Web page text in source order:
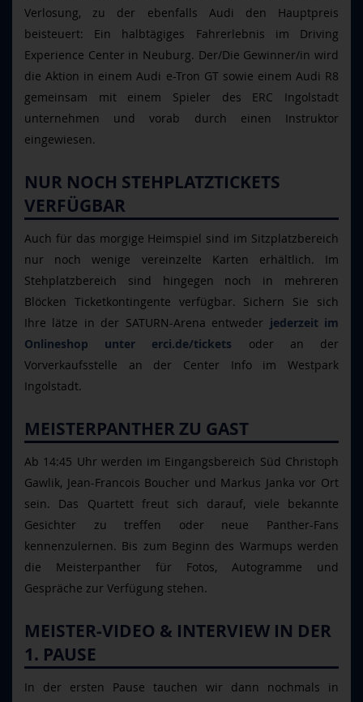
Verlosung, zu der ebenfalls Audi den Hauptpreis
beisteuert: Ein halbtägiges Fahrerlebnis im Driving
Experience Center in Neuburg. Der/Die Gewinner/in wird
die Aktion in einem Audi e-Tron GT sowie einem Audi R8
gemeinsam mit einem Spieler des ERC Ingolstadt
unternehmen und vorab durch einen Instruktor
eingewiesen.
NUR NOCH STEHPLATZTICKETS
VERFÜGBAR
Auch für das morgige Heimspiel sind im Sitzplatzbereich
nur noch wenige vereinzelte Karten erhältlich. Im
Stehplatzbereich sind hingegen noch in mehreren
Blöcken Ticketkontingente verfügbar. Sichern Sie sich
Ihre lätze in der SATURN-Arena entweder jederzeit im
Onlineshop unter erci.de/tickets oder an der
Vorverkaufsstelle an der Center Info im Westpark
Ingolstadt.
MEISTERPANTHER ZU GAST
Ab 14:45 Uhr werden im Eingangsbereich Süd Christoph
Gawlik, Jean-Francois Boucher und Markus Janka vor Ort
sein. Das Quartett freut sich darauf, viele bekannte
Gesichter zu treffen oder neue Panther-Fans
kennenzulernen. Bis zum Beginn des Warmups werden
die Meisterpanther für Fotos, Autogramme und
Gespräche zur Verfügung stehen.
MEISTER-VIDEO & INTERVIEW IN DER
1. PAUSE
In der ersten Pause tauchen wir dann nochmals in